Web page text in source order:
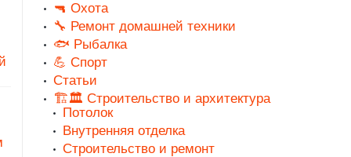
🔫 Охота
🔧 Ремонт домашней техники
🐟 Рыбалка
💪 Спорт
Статьи
🏗️🏛️ Строительство и архитектура
Потолок
Внутренняя отделка
Строительство и ремонт